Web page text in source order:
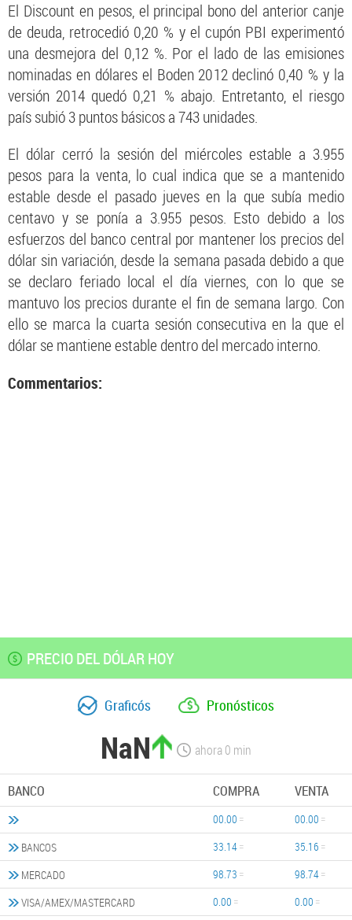
El Discount en pesos, el principal bono del anterior canje
de deuda, retrocedió 0,20 % y el cupón PBI experimentó
una desmejora del 0,12 %. Por el lado de las emisiones
nominadas en dólares el Boden 2012 declinó 0,40 % y la
versión 2014 quedó 0,21 % abajo. Entretanto, el riesgo
país subió 3 puntos básicos a 743 unidades.
El dólar cerró la sesión del miércoles estable a 3.955
pesos para la venta, lo cual indica que se a mantenido
estable desde el pasado jueves en la que subía medio
centavo y se ponía a 3.955 pesos. Esto debido a los
esfuerzos del banco central por mantener los precios del
dólar sin variación, desde la semana pasada debido a que
se declaro feriado local el día viernes, con lo que se
mantuvo los precios durante el fin de semana largo. Con
ello se marca la cuarta sesión consecutiva en la que el
dólar se mantiene estable dentro del mercado interno.
Commentarios:
PRECIO DEL DÓLAR HOY
Graficós Pronósticos
NaN ahora0 min
BANCO COMPRA VENTA
00.00
00.00
BANCOS
33.14
35.16
MERCADO
98.73
98.74
VISA/AMEX/MASTERCARD
0.00 0.00